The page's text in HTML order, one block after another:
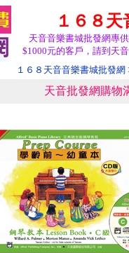
１６８
天音音樂書城批發網專
$1000元的客戶，請到天
１６８天音音樂書城批發網
天音批發網購物